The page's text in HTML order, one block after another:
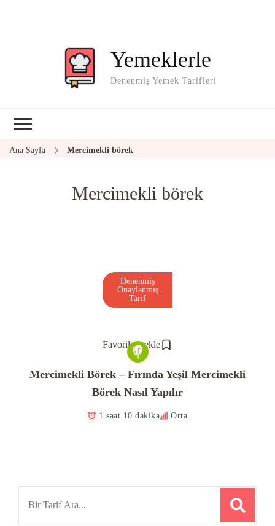
Yemeklerle
Denenmiş Yemek Tarifleri
Ana Sayfa Mercimekli börek
Mercimekli börek
Favorilere ekle
Denenmiş
Onaylanmış
Tarif
Mercimekli Börek – Fırında Yeşil Mercimekli
Börek Nasıl Yapılır
1 saat 10 dakika Orta